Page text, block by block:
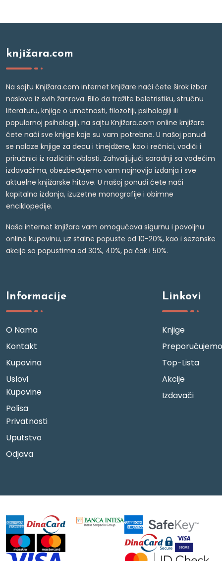
knjižara.com
Na sajtu Knjižara.com internet knjižare naći ćete širok izbor
naslova iz svih žanrova. Bilo da tražite beletristiku, stručnu
literaturu, knjige o umetnosti, filozofiji, psihologiji ili
popularnoj psihologiji, na sajtu Knjižara.com online knjižare
ćete naći sve knjige koje su vam potrebne. U našoj ponudi
se nalaze knjige za decu i tinejdžere, kao i rečnici, vodiči i
priručnici iz različitih oblasti. Zahvaljujući saradnji sa vodećim
izdavačima, obezbeđujemo vam najnovija izdanja i sve
aktuelne knjižarske hitove. U našoj ponudi ćete naći
kapitalna izdanja, izuzetne monografije i obimne
enciklopedije.
Naša internet knjižara vam omogućava sigurnu i povoljnu
online kupovinu, uz stalne popuste od 10-20%, kao i sezonske
akcije sa popustima od 30%, 40%, pa čak i 50%.
Informacije
O Nama
Kontakt
Kupovina
Uslovi
Kupovine
Polisa
Privatnosti
Uputstvo
Odjava
Linkovi
Knjige
Preporučujemo
Top-Lista
Akcije
Izdavači